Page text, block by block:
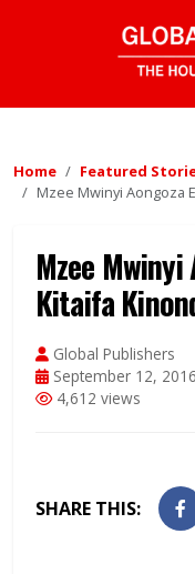
Home
Featured
Mzee Mwinyi Aongoza
Mzee Mwinyi
Kitaifa
Global Publishers
September 12, 2016
4,612 views
SHARE THIS: